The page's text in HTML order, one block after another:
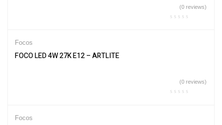
(0 reviews)
Focos
FOCO LED 4W 27K E12 – ARTLITE
(0 reviews)
Focos